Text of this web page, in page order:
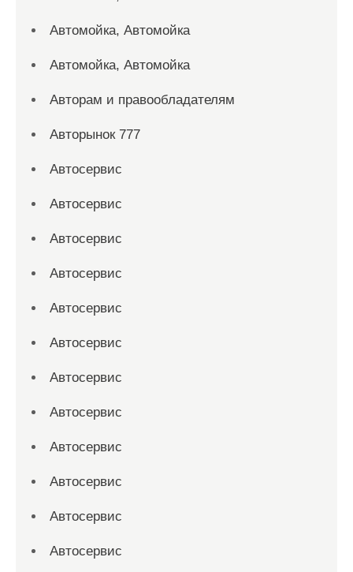
Автомойка, Автомойка
Автомойка, Автомойка
Авторам и правообладателям
Авторынок 777
Автосервис
Автосервис
Автосервис
Автосервис
Автосервис
Автосервис
Автосервис
Автосервис
Автосервис
Автосервис
Автосервис
Автосервис